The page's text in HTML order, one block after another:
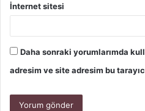
İnternet sitesi
Daha sonraki yorumlarımda
adresim ve site adresim bu